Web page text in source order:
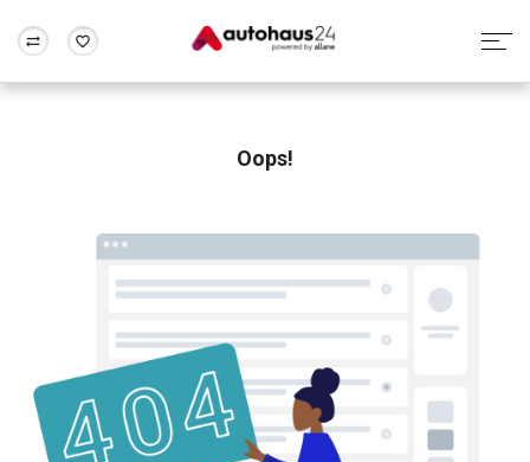
Rund um die Inzahlungnahme
Oops!